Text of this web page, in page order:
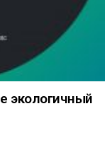
экологичный